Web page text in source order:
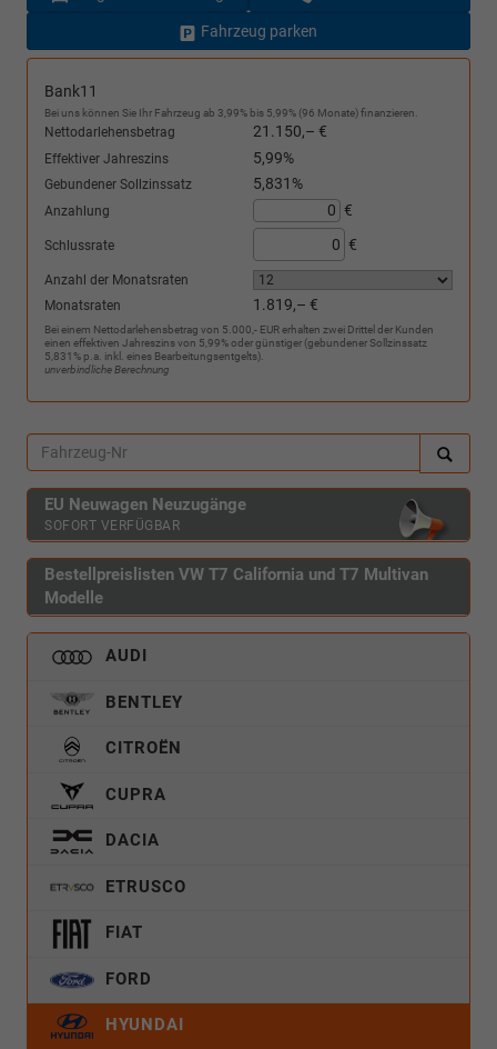
Fahrzeug parken
Bank11
Bei uns können Sie Ihr Fahrzeug ab 3,99% bis 5,99% (96 Monate) finanzieren.
Nettodarlehensbetrag 21.150,– €
Effektiver Jahreszins 5,99%
Gebundener Sollzinssatz 5,831%
Anzahlung €
Schlussrate €
Anzahl der Monatsraten
Monatsraten
1.819,– €
Bei einem Nettodarlehensbetrag von 5.000,- EUR erhalten zwei Drittel der Kunden
einen effektiven Jahreszins von 5,99% oder günstiger (gebundener Sollzinssatz
5,831% p.a. inkl. eines Bearbeitungsentgelts).
unverbindliche Berechnung
EU Neuwagen Neuzugänge
SOFORT VERFÜGBAR
Bestellpreislisten VW T7 California und T7 Multivan
Modelle
AUDI
BENTLEY
CITROËN
CUPRA
DACIA
ETRUSCO
FIAT
FORD
HYUNDAI